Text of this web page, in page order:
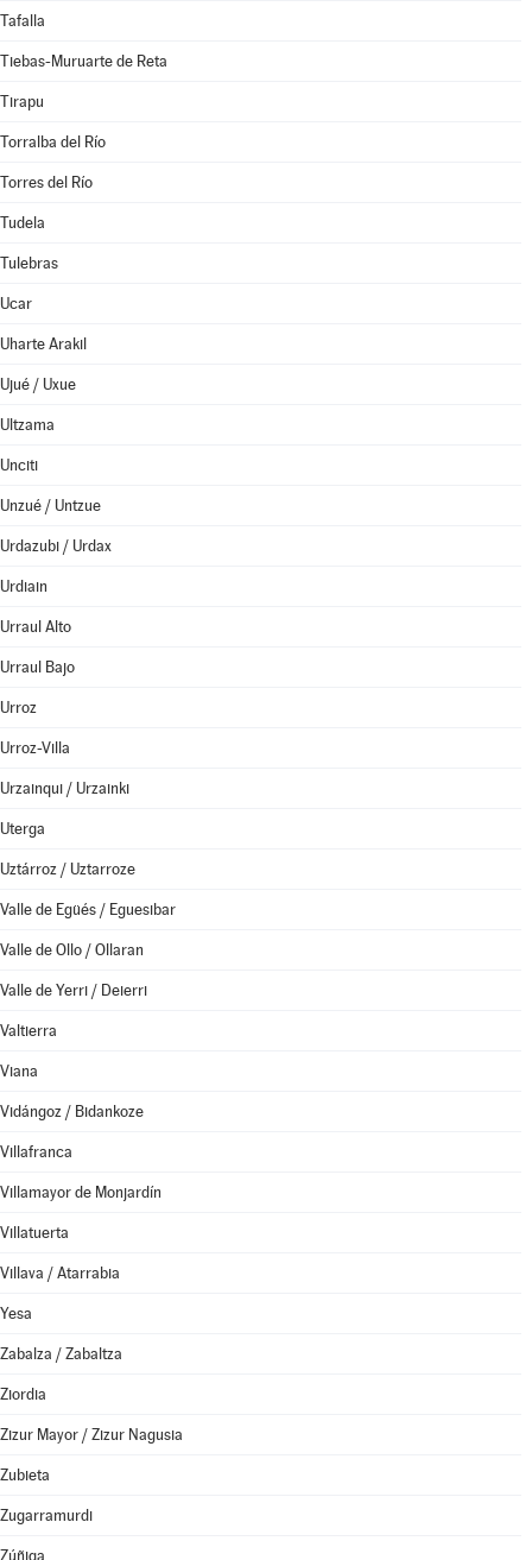
Tafalla
Tiebas-Muruarte de Reta
Tirapu
Torralba del Río
Torres del Río
Tudela
Tulebras
Ucar
Uharte Arakil
Ujué / Uxue
Ultzama
Unciti
Unzué / Untzue
Urdazubi / Urdax
Urdiain
Urraul Alto
Urraul Bajo
Urroz
Urroz-Villa
Urzainqui / Urzainki
Uterga
Uztárroz / Uztarroze
Valle de Egüés / Eguesibar
Valle de Ollo / Ollaran
Valle de Yerri / Deierri
Valtierra
Viana
Vidángoz / Bidankoze
Villafranca
Villamayor de Monjardín
Villatuerta
Villava / Atarrabia
Yesa
Zabalza / Zabaltza
Ziordia
Zizur Mayor / Zizur Nagusia
Zubieta
Zugarramurdi
Zúñiga